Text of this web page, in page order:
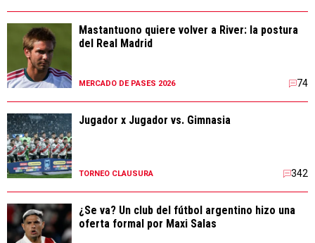
Mastantuono quiere volver a River: la postura
del Real Madrid
MERCADO DE PASES 2026 74
Jugador x Jugador vs. Gimnasia
TORNEO CLAUSURA 342
¿Se va? Un club del fútbol argentino hizo una
oferta formal por Maxi Salas